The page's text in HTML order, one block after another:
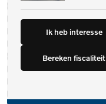
Ik heb interesse
Bereken fiscaliteit